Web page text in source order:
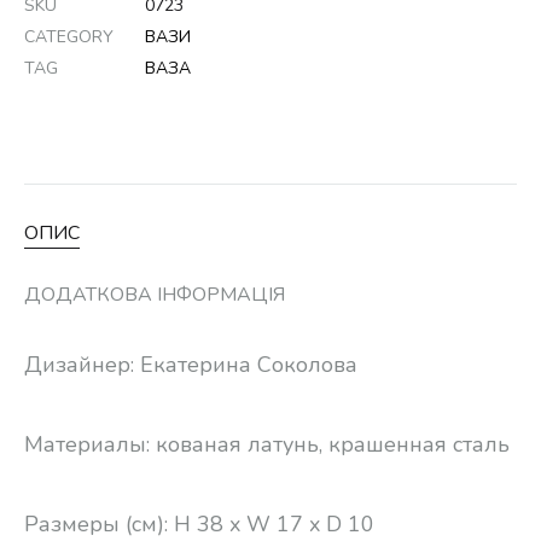
SKU
0723
CATEGORY
ВАЗИ
TAG
ВАЗА
ОПИС
ДОДАТКОВА ІНФОРМАЦІЯ
Дизайнер: Екатерина Соколова
Материалы: кованая латунь, крашенная сталь
Размеры (см): H 38 x W 17 x D 10